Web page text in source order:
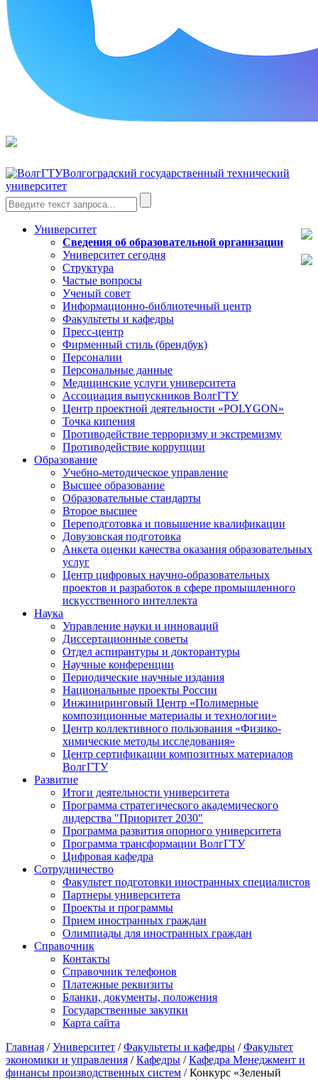
Волгоградский государственный технический
университет
Университет
Сведения об образовательной организации
Университет сегодня
Структура
Частые вопросы
Ученый совет
Информационно-библиотечный центр
Факультеты и кафедры
Пресс-центр
Фирменный стиль (брендбук)
Персоналии
Персональные данные
Медицинские услуги университета
Ассоциация выпускников ВолгГТУ
Центр проектной деятельности «POLYGON»
Точка кипения
Противодействие терроризму и экстремизму
Противодействие коррупции
Образование
Учебно-методическое управление
Высшее образование
Образовательные стандарты
Второе высшее
Переподготовка и повышение квалификации
Довузовская подготовка
Анкета оценки качества оказания образовательных
услуг
Центр цифровых научно-образовательных
проектов и разработок в сфере промышленного
искусственного интеллекта
Наука
Управление науки и инноваций
Диссертационные советы
Отдел аспирантуры и докторантуры
Научные конференции
Периодические научные издания
Национальные проекты России
Инжиниринговый Центр «Полимерные
композиционные материалы и технологии»
Центр коллективного пользования «Физико-
химические методы исследования»
Центр сертификации композитных материалов
ВолгГТУ
Развитие
Итоги деятельности университета
Программа стратегического академического
лидерства "Приоритет 2030"
Программа развития опорного университета
Программа трансформации ВолгГТУ
Цифровая кафедра
Сотрудничество
Факультет подготовки иностранных специалистов
Партнеры университета
Проекты и программы
Прием иностранных граждан
Олимпиады для иностранных граждан
Справочник
Контакты
Справочник телефонов
Платежные реквизиты
Бланки, документы, положения
Государственные закупки
Карта сайта
Главная /Университет /Факультеты и кафедры /Факультет
экономики и управления /Кафедры /Кафедра Менеджмент и
финансы производственных систем / Конкурс «Зеленый